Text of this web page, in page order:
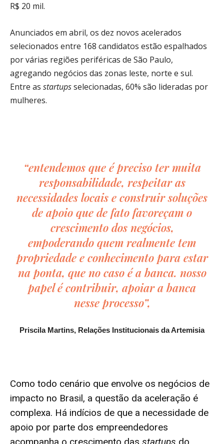
R$ 20 mil.
Anunciados em abril, os dez novos acelerados
selecionados entre 168 candidatos estão espalhados
por várias regiões periféricas de São Paulo,
agregando negócios das zonas leste, norte e sul.
Entre as startupsselecionadas, 60% são lideradas por
mulheres.
“entendemos que é preciso ter muita
responsabilidade, respeitar as
necessidades locais e construir soluções
de apoio que de fato favoreçam o
crescimento dos negócios,
empoderando quem realmente tem
propriedade e conhecimento para estar
na ponta, que no caso é a banca. nosso
papel é contribuir, apoiar a banca
nesse processo”,
Priscila Martins, Relações Institucionais da Artemisia
Como todo cenário que envolve os negócios de
impacto no Brasil, a questão da aceleração é
complexa. Há indícios de que a necessidade de
apoio por parte dos empreendedores